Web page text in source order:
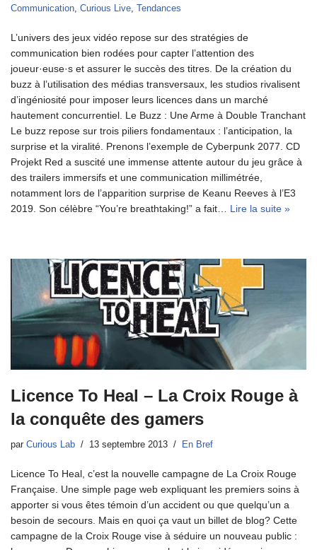
Communication Curious Live Tendances
L’univers des jeux vidéo repose sur des stratégies de
communication bien rodées pour capter l’attention des
joueur·euse·s et assurer le succès des titres. De la création du
buzz à l’utilisation des médias transversaux, les studios rivalisent
d’ingéniosité pour imposer leurs licences dans un marché
hautement concurrentiel. Le Buzz : Une Arme à Double Tranchant
Le buzz repose sur trois piliers fondamentaux : l’anticipation, la
surprise et la viralité. Prenons l’exemple de Cyberpunk 2077. CD
Projekt Red a suscité une immense attente autour du jeu grâce à
des trailers immersifs et une communication millimétrée,
notamment lors de l’apparition surprise de Keanu Reeves à l’E3
2019. Son célèbre “You’re breathtaking!” a fait… Lire la suite »
Licence To Heal – La Croix Rouge à
la conquête des gamers
par Curious Lab 13 septembre 2013 En Bref
Licence To Heal, c’est la nouvelle campagne de La Croix Rouge
Française. Une simple page web expliquant les premiers soins à
apporter si vous êtes témoin d’un accident ou que quelqu’un a
besoin de secours. Mais en quoi ça vaut un billet de blog? Cette
campagne de la Croix Rouge vise à séduire un nouveau public :